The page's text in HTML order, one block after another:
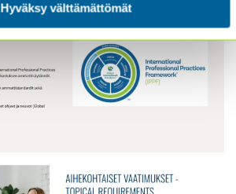
Hyväksy välttämättömät